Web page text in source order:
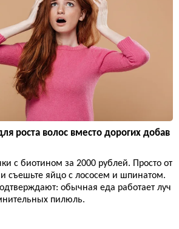
роста волос вместо дорогих добав
с биотином за 2000 рублей. Просто от
съешьте яйцо с лососем и шпинатом.
обычная еда работает луч
пилюль.